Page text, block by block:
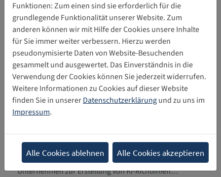
In dieser Publikation der Europäischen Kommission
wird das Gesetz über digitale Dienste (DSA) in einfachen
Worten erläutert.
UNICEF-Bericht: Sicherheit für
Kinder im Internet
31.12.2025
Der im Dezember 2025 veröffentlichte Bericht basiert auf
einer vergleichenden Analyse von
Regulierungsvorschriften für Online-Plattformen in
sechs…
Leitfaden zu KI und Kindern 30.12.2025
Die im Dezember 2025 veröffentlichte Publikation
beinhaltet aktualisierte Leitlinien für Regierungen und
Unternehmen zur Erstellung von KI-Richtlinien…
Funktionen: Zum einen sind sie erforderlich für die
grundlegende Funktionalität unserer Website. Zum
anderen können wir mit Hilfe der Cookies unsere Inhalte
für Sie immer weiter verbessern. Hierzu werden
pseudonymisierte Daten von Website-Besuchenden
gesammelt und ausgewertet. Das Einverständnis in die
Verwendung der Cookies können Sie jederzeit widerrufen.
Weitere Informationen zu Cookies auf dieser Website
finden Sie in unsererDatenschutzerklärungund zu uns im
Impressum.
Alle Cookies ablehnen Alle Cookies akzeptieren